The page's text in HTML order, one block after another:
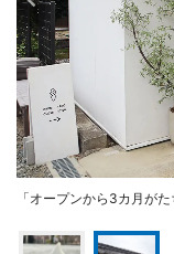
「オープンから3カ月が